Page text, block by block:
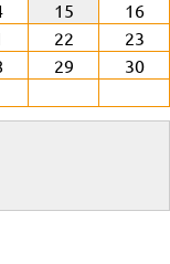
15
16
22
23
29
30